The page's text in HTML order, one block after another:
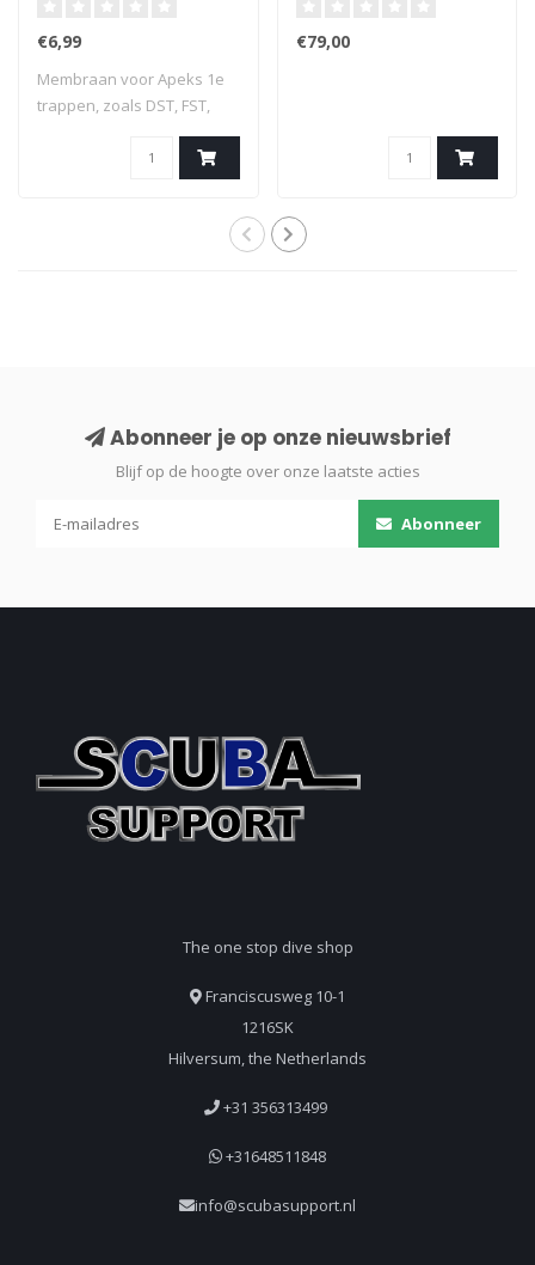
€6,99
Membraan voor Apeks 1e
trappen, zoals DST, FST,
€79,00
Abonneer je op onze nieuwsbrief
Blijf op de hoogte over onze laatste acties
Abonneer
The one stop dive shop
Franciscusweg 10-1
1216SK
Hilversum, the Netherlands
+31 356313499
+31648511848
info@scubasupport.nl